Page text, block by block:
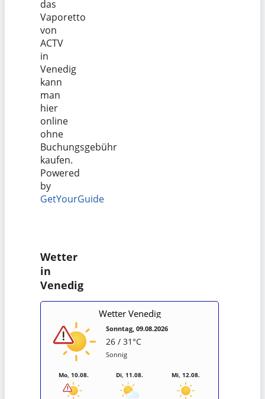
das
Vaporetto
von
ACTV
in
Venedig
kann
man
hier
online
ohne
Buchungsgebühr
kaufen.
Powered
by
GetYourGuide
Wetter
in
Venedig
Wetter Venedig
Sonntag, 09.08.2026
26 / 31°C
Sonnig
Mo, 10.08. Di, 11.08. Mi, 12.08.